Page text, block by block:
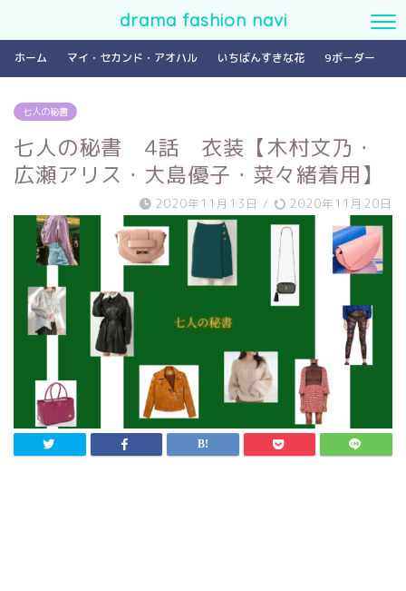
drama fashion navi
ホーム マイ・セカンド・アオハル いちばんすきな花 9ボーダー
七人の秘書
七人の秘書 4話 衣装【木村文乃・
広瀬アリス・大島優子・菜々緒着用】
2020年11月13日 / 2020年11月20日